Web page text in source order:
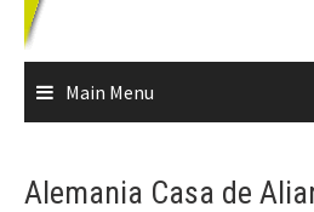
Main Menu
Alemania Casa de